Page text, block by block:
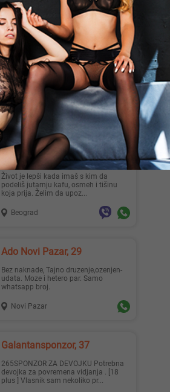
obrazovan, kulturan, nežan. Tražim
mlađu, vitku devojku z...
Beograd
Slatkis Anita, 30
Mali plavi slatkis 30god,160cm,50kg te
ceka u svom prijatnom
ambijentu.Samo poziv.SLIKE SU MOJE
L...
Novi Sad
Stef009, 36
Život je lepši kada imaš s kim da
podeliš jutarnju kafu, osmeh i tišinu
koja prija. Želim da upoz...
Beograd
Ado Novi Pazar, 29
Bez naknade, Tajno druzenje,ozenjen-
udata. Moze i hetero par. Samo
whatsapp broj.
Novi Pazar
Galantansponzor, 37
265SPONZOR ZA DEVOJKU Potrebna
devojka za povremena vidjanja . [18
plus ] Vlasnik sam nekoliko pr...